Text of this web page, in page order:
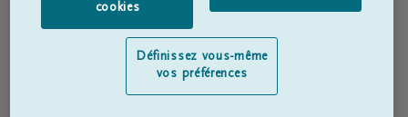
Conditions d'utilisation
Déclaration relative à la vie privée
Déclaration d’accessibilité
cookies
Définissez vous-même
vos préférences